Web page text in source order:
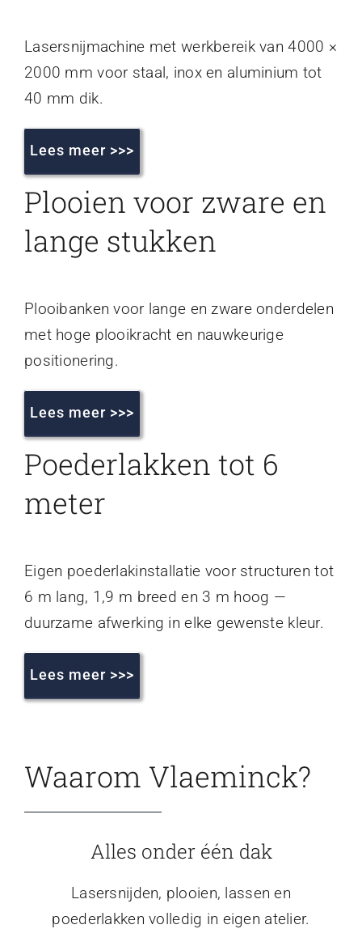
Lasersnijmachine met werkbereik van 4000 ×
2000 mm voor staal, inox en aluminium tot
40 mm dik.
Lees meer >>>
Plooien voor zware en
lange stukken
Plooibanken voor lange en zware onderdelen
met hoge plooikracht en nauwkeurige
positionering.
Lees meer >>>
Poederlakken tot 6
meter
Eigen poederlakinstallatie voor structuren tot
6 m lang, 1,9 m breed en 3 m hoog —
duurzame afwerking in elke gewenste kleur.
Lees meer >>>
Waarom Vlaeminck?
Alles onder één dak
Lasersnijden, plooien, lassen en
poederlakken volledig in eigen atelier.